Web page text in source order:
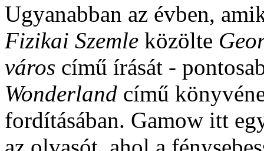
Ugyanabban az évben,
Fizikai Szemle közölte
város című írását -
Wonderland című
fordításában. Gamow itt